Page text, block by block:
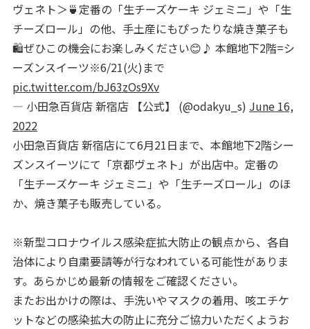
ヴェネト＞🍵定番の「生チーズケーキ ジェミニ」や「生
チーズロール」の他、手土産にもぴったりな焼き菓子も
🛍ぜひこの機会にお楽しみください😊♪ 本館地下2階=シ
ーズンスイーツ※6/21(火)まで
pic.twitter.com/bJ63zOs9Xv
— 小田急百貨店 新宿店 【公式】 (@odakyu_s) June 16,
2022
小田急百貨店 新宿店にて6月21日まで、本館地下2階シー
ズンスイーツにて「京都ヴェネト」が出店中。定番の
「生チーズケーキ ジェミニ」や「生チーズロール」のほ
か、焼き菓子も販売している。
※新型コロナウイルス感染症拡大防止の観点から、各自
治体により自粛要請等が行なわれている可能性がありま
す。あらかじめ最新の情報をご確認ください。
またお出かけの際は、手洗いやマスクの着用、咳エチケ
ットなどの感染拡大の防止に充分ご協力いただくようお